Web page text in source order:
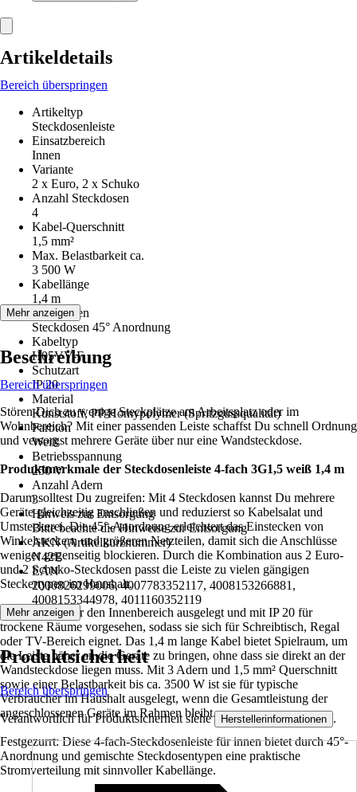
Artikeldetails
Bereich überspringen
Artikeltyp
Steckdosenleiste
Einsatzbereich
Innen
Variante
2 x Euro, 2 x Schuko
Anzahl Steckdosen
4
Kabel-Querschnitt
1,5 mm²
Max. Belastbarkeit ca.
3 500 W
Kabellänge
1,4 m
Funktionen
Steckdosen 45° Anordnung
Kabeltyp
H05VV-F
Schutzart
IP 20
Material
Kunststoff, PP Homypolymer (Spritzgussqualität)
Farbton
Weiß
Betriebsspannung
250 V
Anzahl Adern
3
Hinweis zur Entsorgung
Bitte beachte die Hinweise zur Entsorgung
AKN (Artikelkurznummer)
N42E
EAN
2000826299006, 4007783352117, 4008153266881,
4008153344978, 4011160352119
Mehr anzeigen
Beschreibung
Bereich überspringen
Stören Dich zu wenige Steckplätze am Arbeitsplatz oder im
Wohnbereich? Mit einer passenden Leiste schaffst Du schnell Ordnung
und versorgst mehrere Geräte über nur eine Wandsteckdose.
Produktmerkmale der Steckdosenleiste 4-fach 3G1,5 weiß 1,4 m
Darum solltest Du zugreifen: Mit 4 Steckdosen kannst Du mehrere
Geräte gleichzeitig anschließen und reduzierst so Kabelsalat und
Umsteckerei. Die 45°-Anordnung erleichtert das Einstecken von
Winkelsteckern und größeren Netzteilen, damit sich die Anschlüsse
weniger gegenseitig blockieren. Durch die Kombination aus 2 Euro-
und 2 Schuko-Steckdosen passt die Leiste zu vielen gängigen
Steckertypen im Haushalt.
Die Leiste ist für den Innenbereich ausgelegt und mit IP 20 für
trockene Räume vorgesehen, sodass sie sich für Schreibtisch, Regal
oder TV-Bereich eignet. Das 1,4 m lange Kabel bietet Spielraum, um
die Leiste näher an die Geräte zu bringen, ohne dass sie direkt an der
Wandsteckdose liegen muss. Mit 3 Adern und 1,5 mm² Querschnitt
sowie einer Belastbarkeit bis ca. 3500 W ist sie für typische
Verbraucher im Haushalt ausgelegt, wenn die Gesamtleistung der
angeschlossenen Geräte im Rahmen bleibt.
Festgezurrt: Diese 4-fach-Steckdosenleiste für innen bietet durch 45°-
Anordnung und gemischte Steckdosentypen eine praktische
Stromverteilung mit sinnvoller Kabellänge.
Mehr anzeigen
Produktsicherheit
Bereich überspringen
Verantwortlich für Produktsicherheit siehe Herstellerinformationen .